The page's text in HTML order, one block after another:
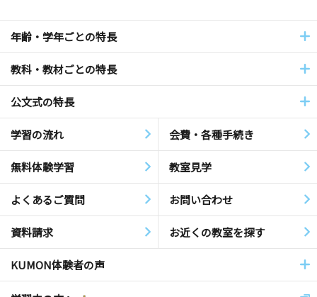
年齢・学年ごとの特長
教科・教材ごとの特長
公文式の特長
学習の流れ 会費・各種手続き
無料体験学習 教室見学
よくあるご質問 お問い合わせ
資料請求 お近くの教室を探す
KUMON体験者の声